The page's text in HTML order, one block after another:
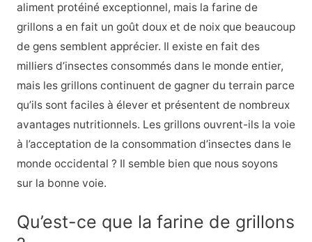
aliment protéiné exceptionnel, mais la farine de
grillons a en fait un goût doux et de noix que beaucoup
de gens semblent apprécier. Il existe en fait des
milliers d’insectes consommés dans le monde entier,
mais les grillons continuent de gagner du terrain parce
qu’ils sont faciles à élever et présentent de nombreux
avantages nutritionnels. Les grillons ouvrent-ils la voie
à l’acceptation de la consommation d’insectes dans le
monde occidental ? Il semble bien que nous soyons
sur la bonne voie.
Qu’est-ce que la farine de grillons